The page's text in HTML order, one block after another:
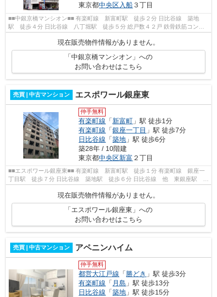
東京都中央区入船３丁目
■■中銀京橋マンシオン■■ 有楽町線 新富町駅 徒歩２分 日比谷線 築地
駅 徒歩４分 日比谷線 八丁堀駅 徒歩５分 総戸数４２戸 鉄骨鉄筋コンク
リート造１２階建 １９７８年１月完...
現在販売物件情報がありません。
「中銀京橋マンシオン」への
お問い合わせはこちら
売買 | 中古マンション エスポワール銀座東
仲手無料
有楽町線 「新富町 」駅 徒歩1分
有楽町線 「銀座一丁目 」駅 徒歩7分
日比谷線 「築地 」駅 徒歩6分
築28年 / 10階建
東京都中央区新富 ２丁目
■■エスポワール銀座東■■ 有楽町線 新富町駅 徒歩１分 有楽町線 銀座一
丁目駅 徒歩７分 日比谷線 築地駅 徒歩６分 日比谷線 他 東銀座駅 徒
現在販売物件情報がありません。
「エスポワール銀座東」への
お問い合わせはこちら
売買 | 中古マンション アペニンハイム
仲手無料
都営大江戸線 「 勝どき 」駅 徒歩3分
有楽町線 「 月島 」駅 徒歩13分
日比谷線 「築地 」駅 徒歩15分